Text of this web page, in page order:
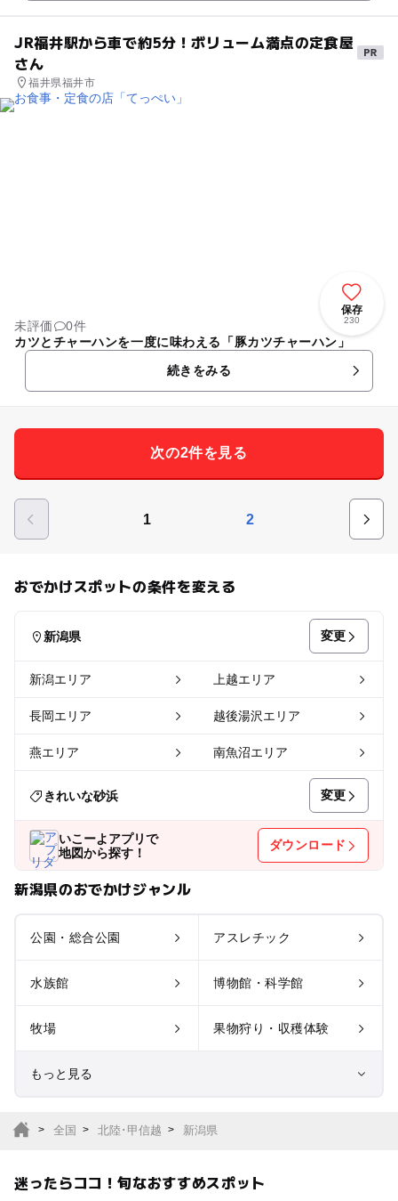
JR福井駅から車で約5分！ボリューム満点の定食屋
さん
福井県福井市
保存
230
未評価
0件
カツとチャーハンを一度に味わえる「豚カツチャーハン」
続きをみる
次の2件を見る
1 2
おでかけスポットの条件を変える
新潟県 変更
新潟エリア 上越エリア
長岡エリア 越後湯沢エリア
燕エリア 南魚沼エリア
きれいな砂浜 変更
いこーよアプリで
地図から探す！
ダウンロード
新潟県のおでかけジャンル
公園・総合公園 アスレチック
水族館 博物館・科学館
牧場 果物狩り・収穫体験
もっと見る
全国 北陸･甲信越 新潟県
迷ったらココ！旬なおすすめスポット